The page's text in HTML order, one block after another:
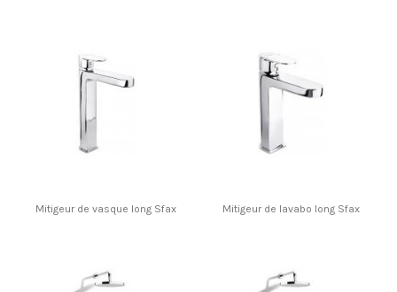
Mitigeur de vasque long Sfax Mitigeur de lavabo long Sfax